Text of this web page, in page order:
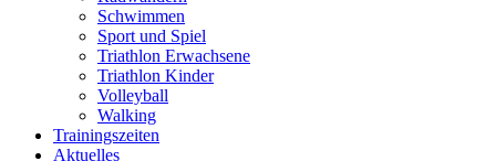
Schwimmen
Sport und Spiel
Triathlon Erwachsene
Triathlon Kinder
Volleyball
Walking
Trainingszeiten
Aktuelles